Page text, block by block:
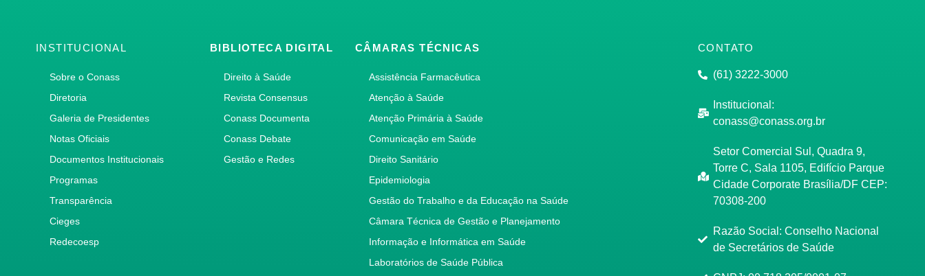
INSTITUCIONAL
Sobre o Conass
Diretoria
Galeria de Presidentes
Notas Oficiais
Documentos Institucionais
Programas
Transparência
Cieges
Redecoesp
BIBLIOTECA DIGITAL
Direito à Saúde
Revista Consensus
Conass Documenta
Conass Debate
Gestão e Redes
CÂMARAS TÉCNICAS
Assistência Farmacêutica
Atenção à Saúde
Atenção Primária à Saúde
Comunicação em Saúde
Direito Sanitário
Epidemiologia
Gestão do Trabalho e da Educação na Saúde
Câmara Técnica de Gestão e Planejamento
Informação e Informática em Saúde
Laboratórios de Saúde Pública
CONTATO
(61) 3222-3000
Institucional:
conass@conass.org.br
Setor Comercial Sul, Quadra 9,
Torre C, Sala 1105, Edifício Parque
Cidade Corporate Brasília/DF CEP:
70308-200
Razão Social: Conselho Nacional
de Secretários de Saúde